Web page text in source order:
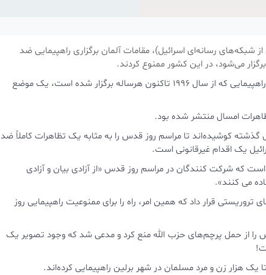
شبکه‌های رسانه‌ای اسرائیل)، مقامات آلمان برگزاری راهپیمایی ضد
می‌شود، در این کشور ممنوع کردند.
این نخستین باری است که مقامات برلین آشکارا نسبت به برگزاری این راهپیمایی که از سال ۱۹۹۶ تاکنون هرساله برگزار شده است، یک موضع
امسال منتشر شده بود.
که گروه‌های یهودی و هوادار رژیم صهیونیستی ظرف ۲۵ سال گذشته کوشیده‌اند تا مراسم روز قدس را به مثابه یک تظاهرات کاملاً ضد
یک اقدام غیرقانونی است.
که شرکت کنندگان در مراسم روز قدس «از آزادی بیان و آزادی
می کنند».
قرار داد که همین امر، راه را برای ممنوعیت راهپیمایی روز
راهپیمایی روز قدس را از حمل پرچم‌های حزب الله منع کرد و مدعی شد که وجود تصویر یک